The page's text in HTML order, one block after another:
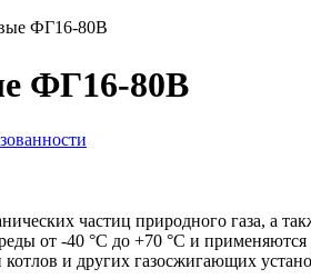
ФГ16-80В
ФГ16-80В
частиц природного газа, а
от -40 °С до +70 °С и
и других газосжигающих